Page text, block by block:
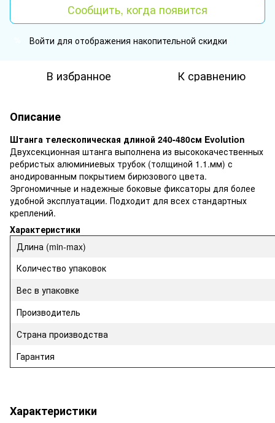
Сообщить, когда появится
Войти для отображения накопительной скидки
В избранное К сравнению
Описание
Штанга телескопическая длиной 240-480см Evolution
Двухсекционная штанга выполнена из высококачественных
ребристых алюминиевых трубок (толщиной 1.1.мм) с
анодированным покрытием бирюзового цвета.
Эргономичные и надежные боковые фиксаторы для более
удобной эксплуатации. Подходит для всех стандартных
креплений.
Характеристики
Длина (min-max)
Количество упаковок
Вес в упаковке
Производитель
Страна производства
Гарантия
Характеристики